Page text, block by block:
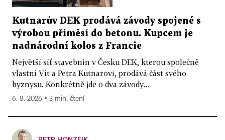
Kutnarův DEK prodává závody spojené s
výrobou příměsí do betonu. Kupcem je
nadnárodní kolos z Francie
Největší síť stavebnin v Česku DEK, kterou společně
vlastní Vít a Petra Kutnarovi, prodává část svého
byznysu. Konkrétně jde o dva závody...
6. 8. 2026 ▪ 3 min. čtení